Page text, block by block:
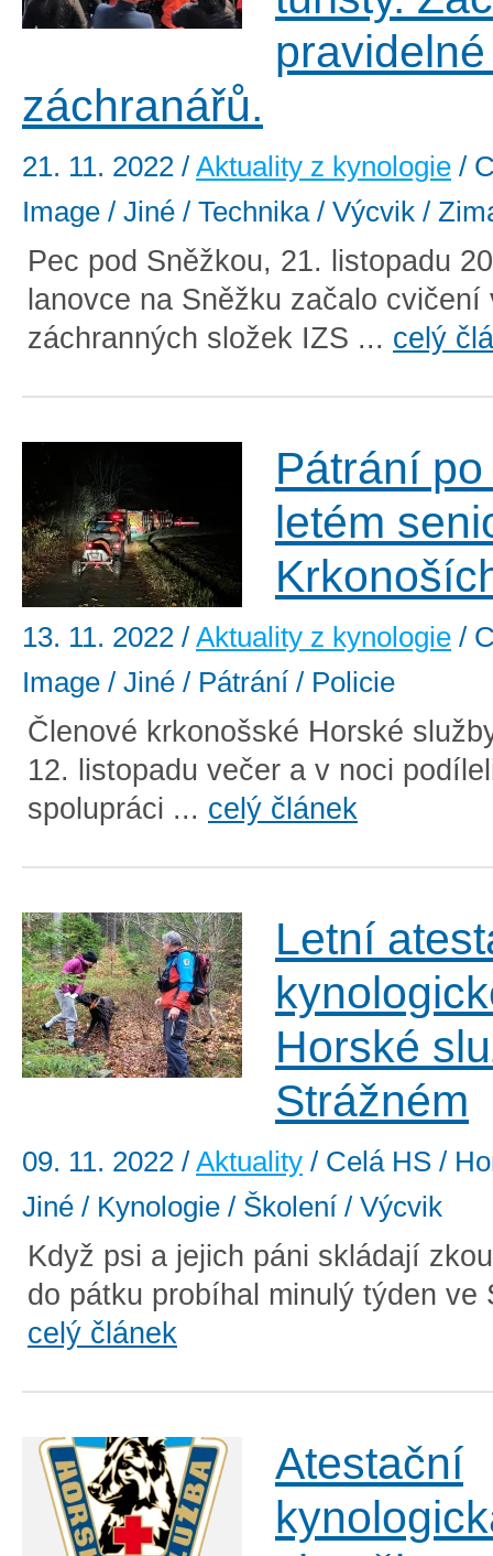
záchranářů.
21. 11. 2022 / Aktuality z kynologie /
Image / Jiné / Technika / Výcvik /
Pec pod Sněžkou, 21. listopadu
lanovce na Sněžku začalo cvičení
záchranných složek IZS ... celý
Pátrání
letém
13. 11. 2022 / Aktuality z kynologie /
Image / Jiné / Pátrání / Policie
Členové krkonošské Horské
12. listopadu večer a v noci
spolupráci ... celý článek
Letní
Horské
Strážném
09. 11. 2022 / Aktuality / Celá HS /
Jiné / Kynologie / Školení / Výcvik
Když psi a jejich páni skládají
do pátku probíhal minulý týden ve
celý článek
Atestační